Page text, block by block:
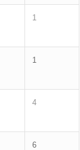
1
1
4
6